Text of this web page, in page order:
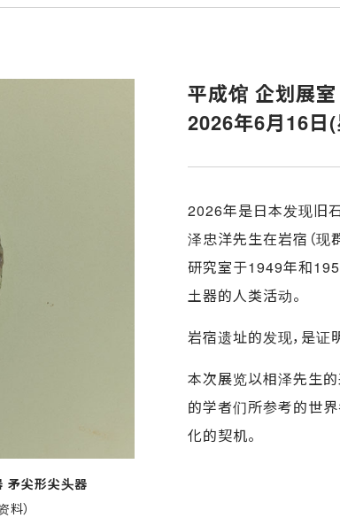
矛尖形尖头器
）
平成馆 企划展室
2026年6月16日
2026年是日本发现旧
泽忠洋先生在岩宿（现
研究室于1949年和
土器的人类活动。
岩宿遗址的发现，是证
本次展览以相泽先生
的学者们所参考的世
化的契机。